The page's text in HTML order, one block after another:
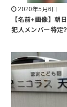
2020年5月6日
【名前+画像】朝
犯人メンバー特定